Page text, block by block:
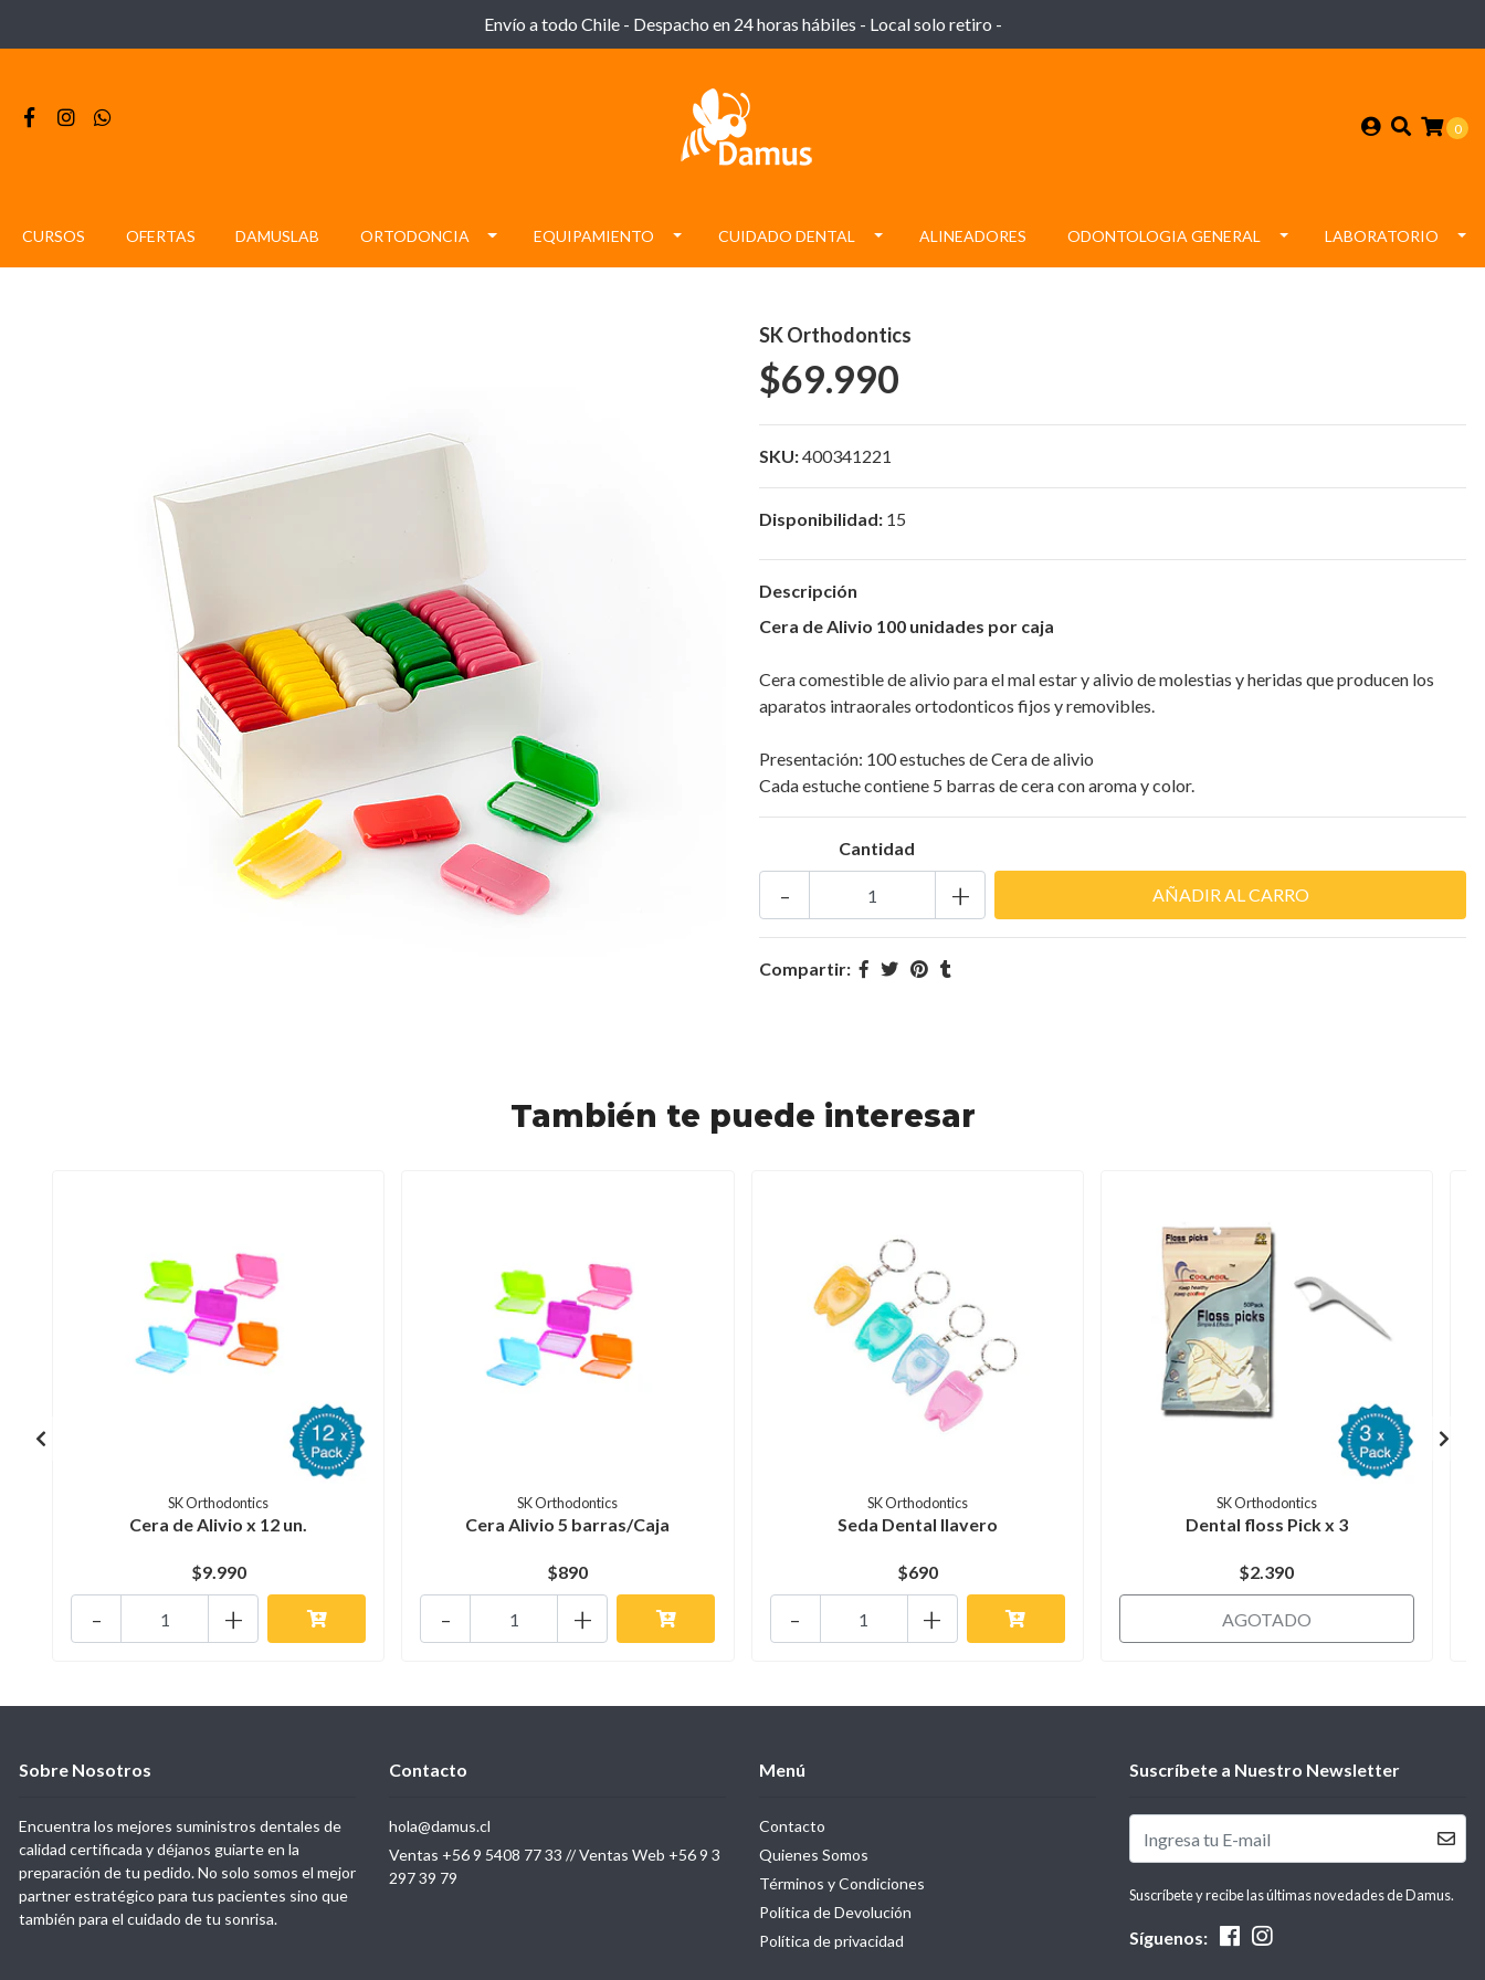
Envío a todo Chile - Despacho en 24 horas hábiles - Local solo retiro -
0
CURSOS OFERTAS DAMUSLAB ORTODONCIA EQUIPAMIENTO CUIDADO DENTAL ALINEADORES ODONTOLOGIA GENERAL LABORATORIO
SK Orthodontics
$69.990
SKU:400341221
Disponibilidad: 15
Descripción
Cera de Alivio 100 unidades por caja
Cera comestible de alivio para el mal estar y alivio de molestias y heridas que producen los
aparatos intraorales ortodonticos fijos y removibles.
Presentación: 100 estuches de Cera de alivio
Cada estuche contiene 5 barras de cera con aroma y color.
Cantidad
+
-
Compartir:
También te puede interesar
SK Orthodontics
Cera de Alivio x 12 un.
$9.990
+
-
SK Orthodontics
Cera Alivio 5 barras/Caja
$890
+
-
SK Orthodontics
Seda Dental llavero
$690
+
-
SK Orthodontics
Dental floss Pick x 3
$2.390
AGOTADO
Sobre Nosotros
Encuentra los mejores suministros dentales de
calidad certificada y déjanos guiarte en la
preparación de tu pedido. No solo somos el mejor
partner estratégico para tus pacientes sino que
también para el cuidado de tu sonrisa.
Contacto
hola@damus.cl
Ventas +56 9 5408 77 33 // Ventas Web +56 9 3
297 39 79
Menú
Contacto
Quienes Somos
Términos y Condiciones
Política de Devolución
Política de privacidad
Suscríbete a Nuestro Newsletter
Suscríbete y recibe las últimas novedades de Damus.
Síguenos: